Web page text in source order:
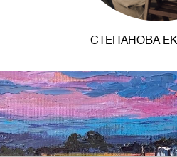
СТЕПАНОВА